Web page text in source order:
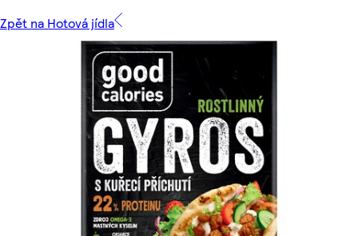
Zpět na Hotová jídla